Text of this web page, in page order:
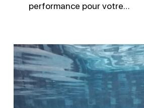
performance pour votre…
Quel
liner
choisir
pour